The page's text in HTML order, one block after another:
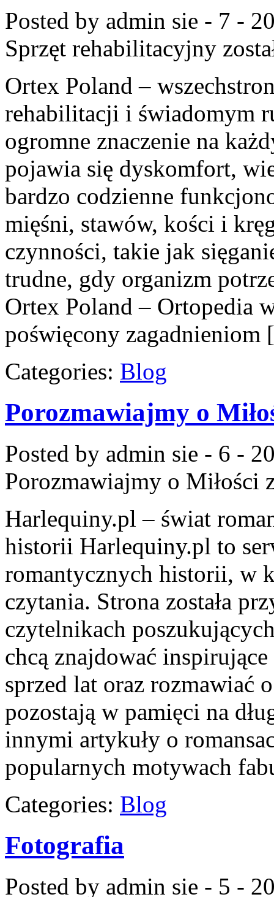
Posted by admin sie - 7 -
Sprzęt rehabilitacyjny
Ortex Poland –
rehabilitacji i świadomym
ogromne znaczenie na
pojawia się dyskomfort,
bardzo codzienne
mięśni, stawów, kości i
czynności, takie jak
trudne, gdy organizm
Ortex Poland – Ortopedia
poświęcony
Categories: Blog
Porozmawiajmy o
Posted by admin sie - 6 -
Porozmawiajmy o Miłości
Harlequiny.pl – świat
historii Harlequiny.pl to
romantycznych historii, w
czytania. Strona została
czytelnikach
chcą znajdować
sprzed lat oraz rozmawiać
pozostają w pamięci na
innymi artykuły o
popularnych motywach
Categories: Blog
Fotografia
Posted by admin sie - 5 -